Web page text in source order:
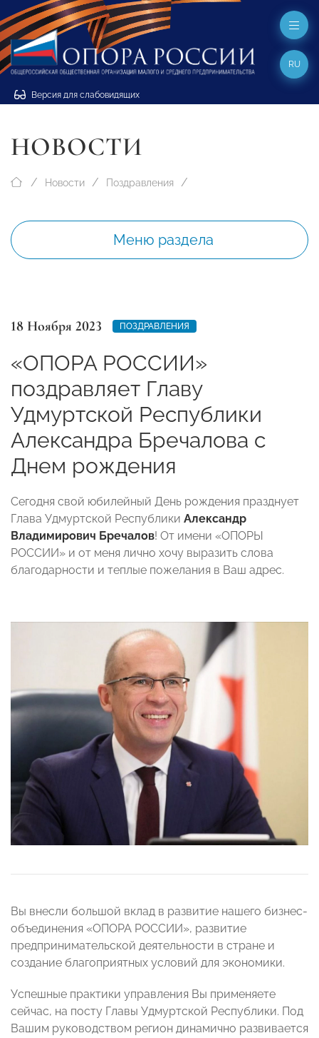
Версия для слабовидящих
RU
НОВОСТИ
Новости Поздравления
Меню раздела
18 Ноября 2023 ПОЗДРАВЛЕНИЯ
«ОПОРА РОССИИ»
поздравляет Главу
Удмуртской Республики
Александра Бречалова с
Днем рождения
Сегодня свой юбилейный День рождения празднует
Глава Удмуртской Республики Александр
Владимирович Бречалов! От имени «ОПОРЫ
РОССИИ» и от меня лично хочу выразить слова
благодарности и теплые пожелания в Ваш адрес.
Вы внесли большой вклад в развитие нашего бизнес-
объединения «ОПОРА РОССИИ», развитие
предпринимательской деятельности в стране и
создание благоприятных условий для экономики.
Успешные практики управления Вы применяете
сейчас, на посту Главы Удмуртской Республики. Под
Вашим руководством регион динамично развивается